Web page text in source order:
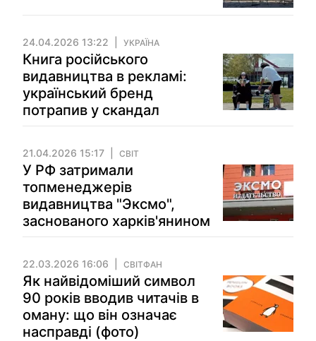
24.04.2026 13:22 УКРАЇНА
Книга російського
видавництва в рекламі:
український бренд
потрапив у скандал
21.04.2026 15:17 СВІТ
У РФ затримали
топменеджерів
видавництва "Эксмо",
заснованого харків'янином
22.03.2026 16:06 СВІТФАН
Як найвідоміший символ
90 років вводив читачів в
оману: що він означає
насправді (фото)